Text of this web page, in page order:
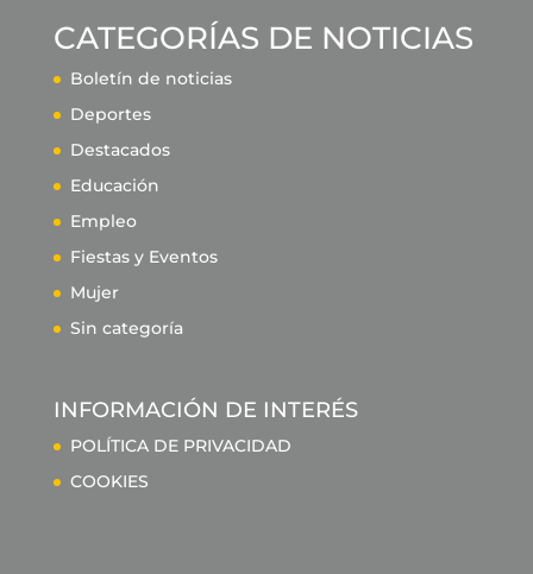
CATEGORÍAS DE NOTICIAS
Boletín de noticias
Deportes
Destacados
Educación
Empleo
Fiestas y Eventos
Mujer
Sin categoría
INFORMACIÓN DE INTERÉS
POLÍTICA DE PRIVACIDAD
COOKIES